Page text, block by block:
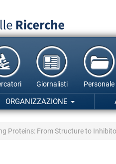
Giornalisti Personale
ORGANIZZAZIONE
Proteins: From Structure to